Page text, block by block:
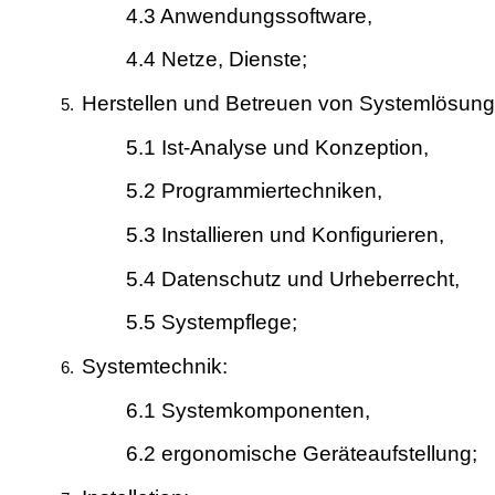
4.3 Anwendungssoftware,
4.4 Netze, Dienste;
Herstellen und Betreuen von
5.1 Ist-Analyse und Konzeption,
5.2 Programmiertechniken,
5.3 Installieren und Konfigurieren,
5.4 Datenschutz und Urheberrecht,
5.5 Systempflege;
Systemtechnik:
6.1 Systemkomponenten,
6.2 ergonomische Geräteaufstellung;